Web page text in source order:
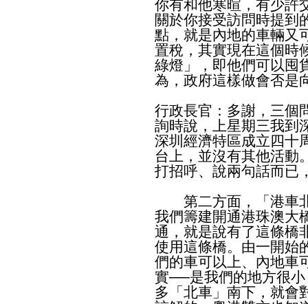
你有和他寒暄，有少許
關於你接受訪問時提到
點，就是內地的車輛又
置稅，其實現在這個時
綠燈」，即他們可以囤
為，政府這樣做會否是
行政長官：多謝，三個
詢時說，上星期三我到
深圳經濟特區成立四十
台上，並沒有其他活動
打招呼、說兩句話而已
第二方面，「港車北
我們籌建開通港珠澳大
通，就是說有了這條橋
使用這條橋。由一開始
們的車可以上、內地車
實──是我們的地方很
多「北車」南下，就會